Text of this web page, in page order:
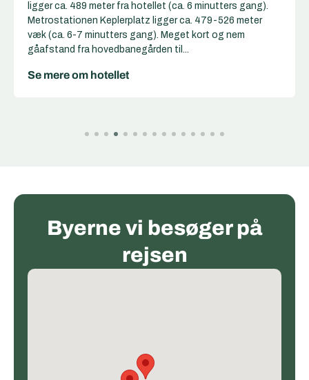
ligger ca. 489 meter fra hotellet (ca. 6 minutters gang).
Metrostationen Keplerplatz ligger ca. 479-526 meter
væk (ca. 6-7 minutters gang). Meget kort og nem
gåafstand fra hovedbanegården til...
Se mere om hotellet
Byerne vi besøger på
rejsen